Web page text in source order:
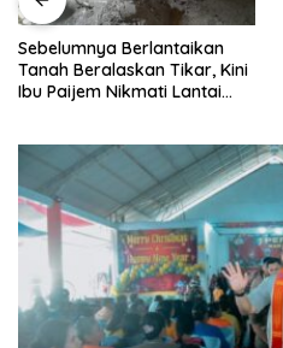
Sebelumnya Berlantaikan
Tanah Beralaskan Tikar, Kini
Ibu Paijem Nikmati Lantai
0208/Asahan